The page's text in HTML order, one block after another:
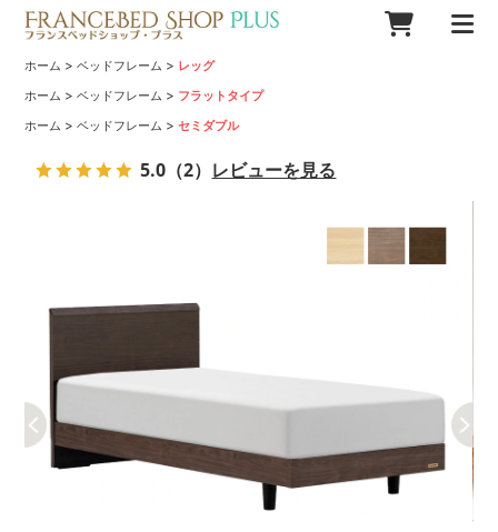
ホーム >ベッドフレーム > レッグ
ホーム >ベッドフレーム > フラットタイプ
ホーム >ベッドフレーム >セミダブル
5.0 （2） レビューを見る